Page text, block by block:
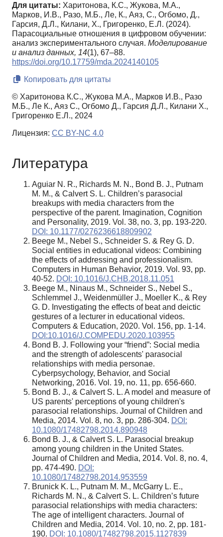
Для цитаты: Харитонова, К.С., Жукова, М.А.,
Марков, И.В., Разо, М.Б., Ле, К., Аяз, С., Огбомо, Д.,
Гарсия, Д.Л., Килани, Х., Григоренко, Е.Л. (2024).
Парасоциальные отношения в цифровом обучении:
анализ экспериментального случая. Моделирование
и анализ данных, 14(1), 67–88.
https://doi.org/10.17759/mda.2024140105
Копировать для цитаты
© Харитонова К.С., Жукова М.А., Марков И.В., Разо
М.Б., Ле К., Аяз С., Огбомо Д., Гарсия Д.Л., Килани Х.,
Григоренко Е.Л., 2024
Лицензия: CC BY-NC 4.0
Литература
Aguiar N. R., Richards M. N., Bond B. J., Putnam
M. M., & Calvert S. L. Children’s parasocial
breakups with media characters from the
perspective of the parent. Imagination, Cognition
and Personality, 2019. Vol. 38, no. 3, pp. 193-220.
DOI: 10.1177/0276236618809902
Beege M., Nebel S., Schneider S. & Rey G. D.
Social entities in educational videos: Combining
the effects of addressing and professionalism.
Computers in Human Behavior, 2019. Vol. 93, pp.
40-52. DOI: 10.1016/J.CHB.2018.11.051
Beege M., Ninaus M., Schneider S., Nebel S.,
Schlemmel J., Weidenmüller J., Moeller K., & Rey
G. D. Investigating the effects of beat and deictic
gestures of a lecturer in educational videos.
Computers & Education, 2020. Vol. 156, pp. 1-14.
DOI:10.1016/J.COMPEDU.2020.103955
Bond B. J. Following your “friend”: Social media
and the strength of adolescents' parasocial
relationships with media personae.
Cyberpsychology, Behavior, and Social
Networking, 2016. Vol. 19, no. 11, pp. 656-660.
Bond B. J., & Calvert S. L. A model and measure of
US parents' perceptions of young children's
parasocial relationships. Journal of Children and
Media, 2014. Vol. 8, no. 3, pp. 286-304. DOI:
10.1080/17482798.2014.890948
Bond B. J., & Calvert S. L. Parasocial breakup
among young children in the United States.
Journal of Children and Media, 2014. Vol. 8, no. 4,
pp. 474-490. DOI:
10.1080/17482798.2014.953559
Brunick K. L., Putnam M. M., McGarry L. E.,
Richards M. N., & Calvert S. L. Children’s future
parasocial relationships with media characters:
The age of intelligent characters. Journal of
Children and Media, 2014. Vol. 10, no. 2, pp. 181-
190. DOI: 10.1080/17482798.2015.1127839